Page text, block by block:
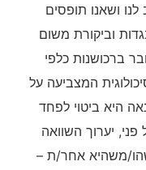
ושאנו תופסים
וביקורת משום
ברכושנות כלפי
המצביעה על
היא ביטוי לפחד
יערוך השוואה
משהיא אחר/ת –